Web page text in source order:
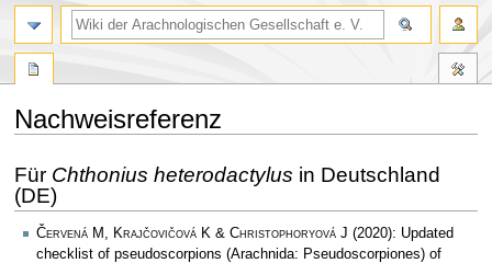
Nachweisreferenz
Navigation
springen
Suche
springen
Für Chthonius heterodactylus in Deutschland
(DE)
Červená M, Krajčovičová K & Christophoryová J (2020): Updated
checklist of pseudoscorpions (Arachnida: Pseudoscorpiones) of